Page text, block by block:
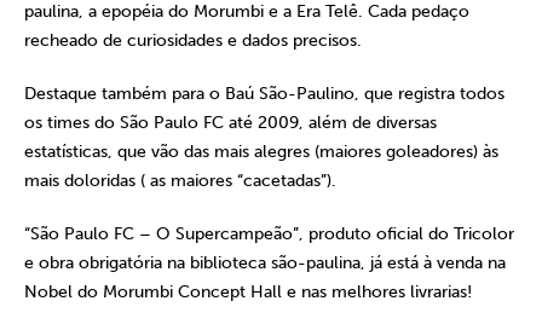
paulina, a epopéia do Morumbi e a Era Telê. Cada pedaço
recheado de curiosidades e dados precisos.
Destaque também para o Baú São-Paulino, que registra todos
os times do São Paulo FC até 2009, além de diversas
estatísticas, que vão das mais alegres (maiores goleadores) às
mais doloridas ( as maiores “cacetadas”).
“São Paulo FC – O Supercampeão”, produto oficial do Tricolor
e obra obrigatória na biblioteca são-paulina, já está à venda na
Nobel do Morumbi Concept Hall e nas melhores livrarias!